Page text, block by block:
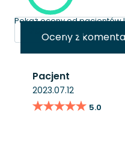
Pokaż oceny od pacjentów
Oceny z
Pacjent
2023.07.12
★★★★★
★★★★★ 5.0